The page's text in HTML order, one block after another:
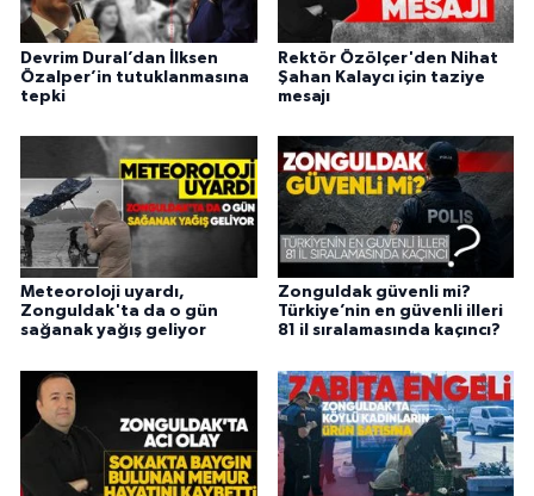
Devrim Dural’dan İlksen
Özalper’in tutuklanmasına
tepki
Rektör Özölçer'den Nihat
Şahan Kalaycı için taziye
mesajı
Meteoroloji uyardı,
Zonguldak'ta da o gün
sağanak yağış geliyor
Zonguldak güvenli mi?
Türkiye’nin en güvenli illeri
81 il sıralamasında kaçıncı?